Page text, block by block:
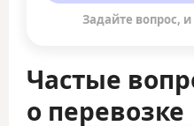
Частые
о перевозке
Задайте вопрос,